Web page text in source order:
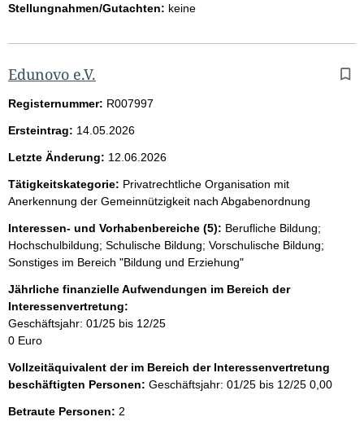
Stellungnahmen/Gutachten: keine
Edunovo e.V.
Registernummer: R007997
Ersteintrag: 14.05.2026
Letzte Änderung: 12.06.2026
Tätigkeitskategorie: Privatrechtliche Organisation mit
Anerkennung der Gemeinnützigkeit nach Abgabenordnung
Interessen- und Vorhabenbereiche (5): Berufliche Bildung;
Hochschulbildung; Schulische Bildung; Vorschulische Bildung;
Sonstiges im Bereich "Bildung und Erziehung"
Jährliche finanzielle Aufwendungen im Bereich der
Interessenvertretung:
Geschäftsjahr: 01/25 bis 12/25
0 Euro
Vollzeitäquivalent der im Bereich der Interessenvertretung
beschäftigten Personen: Geschäftsjahr: 01/25 bis 12/25 0,00
Betraute Personen: 2